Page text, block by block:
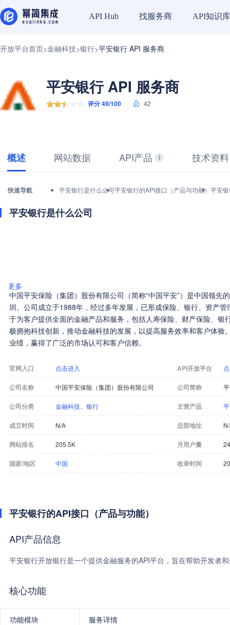
API Hub 找服务商 API知识库
开放平台首页>金融科技>银行>平安银行 API 服务商
平安银行 API 服务商
评分 49/100 42
概述 网站数据 API产品 1 技术资料
快速导航 平安银行是什么公司平安银行的API接口（产品与功能） 平安
平安银行是什么公司
更多
中国平安保险（集团）股份有限公司（简称“中国平安”）是中国领先
圳。公司成立于1988年，经过多年发展，已形成保险、银行、资产
于为客户提供全面的金融产品和服务，包括人寿保险、财产保险、银
极拥抱科技创新，推动金融科技的发展，以提高服务效率和客户体验
业绩，赢得了广泛的市场认可和客户信赖。
官网入口 点击进入 API开放平台
公司名称 中国平安保险（集团）股份有限公司 公司简称
公司分类 金融科技 银行 主营产品
成立时间 N/A 总部地址
网站排名 205.5K 月用户量
国家/地区 中国 收录时间
平安银行的API接口（产品与功能）
API产品信息
平安银行开放银行是一个提供金融服务的API平台，旨在帮助开发者
核心功能
功能模块 服务详情